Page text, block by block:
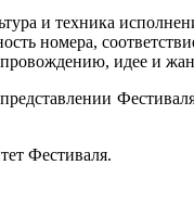
и техника
номера,
идее и
Фестиваля.